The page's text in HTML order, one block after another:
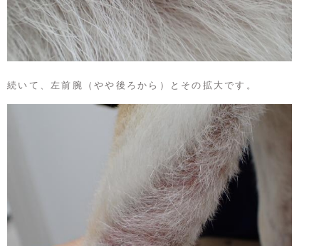
続いて、左前腕（やや後ろから）とその拡大です。